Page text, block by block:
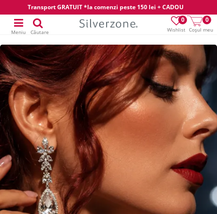
Transport GRATUIT *la comenzi peste 150 lei + CADOU
Wishlist
0
Coșul meu
0
Meniu Căutare